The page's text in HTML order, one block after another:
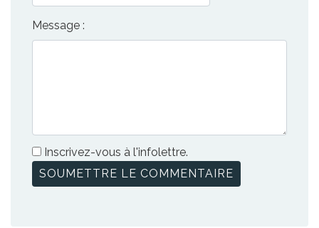
Message :
Inscrivez-vous à l'infolettre.